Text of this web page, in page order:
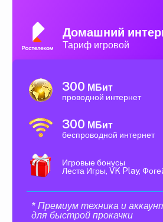
Домашний
Тариф игровой
300 МБит
проводной интернет
300 МБит
беспроводной интернет
Игровые бонусы
Леста Игры, VK Play,
* Премиум техника и
для быстрой прокачки